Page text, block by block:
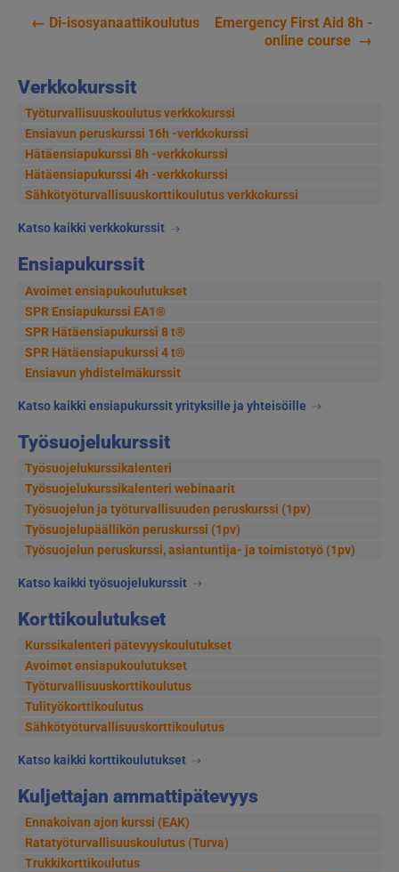
Verkkokurssit
Työturvallisuuskoulutus verkkokurssi
Ensiavun peruskurssi 16h -verkkokurssi
Hätäensiapukurssi 8h -verkkokurssi
Hätäensiapukurssi 4h -verkkokurssi
Sähkötyöturvallisuus­korttikoulutus verkkokurssi
Katso kaikki verkkokurssit
Ensiapukurssit
Avoimet ensiapukoulutukset
SPR Ensiapukurssi EA1®
SPR Hätäensiapukurssi 8 t®
SPR Hätäensiapukurssi 4 t®
Ensiavun yhdistelmäkurssit
Katso kaikki ensiapukurssit yrityksille ja yhteisöille
Työsuojelukurssit
Työsuojelukurssikalenteri
Työsuojelukurssikalenteri webinaarit
Työsuojelun ja työturvallisuuden peruskurssi (1pv)
Työsuojelupäällikön peruskurssi (1pv)
Työsuojelun peruskurssi, asiantuntija- ja toimistotyö (1pv)
Katso kaikki työsuojelukurssit
Korttikoulutukset
Kurssikalenteri pätevyyskoulutukset
Avoimet ensiapukoulutukset
Työturvallisuuskorttikoulutus
Tulityökorttikoulutus
Sähkötyöturvallisuuskorttikoulutus
Katso kaikki korttikoulutukset
Kuljettajan ammattipätevyys
Ennakoivan ajon kurssi (EAK)
Ratatyöturvallisuuskoulutus (Turva)
Trukkikorttikoulutus
selaus
← Di-isosyanaattikoulutus
Emergency First Aid 8h -
online course →